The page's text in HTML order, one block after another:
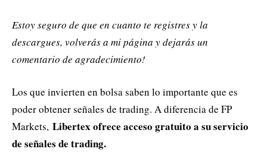
Estoy seguro de que en cuanto te registres y la
descargues, volverás a mi página y dejarás un
comentario de agradecimiento!
Los que invierten en bolsa saben lo importante que es
poder obtener señales de trading. A diferencia de FP
Markets, Libertex ofrece acceso gratuito a su servicio
de señales de trading.